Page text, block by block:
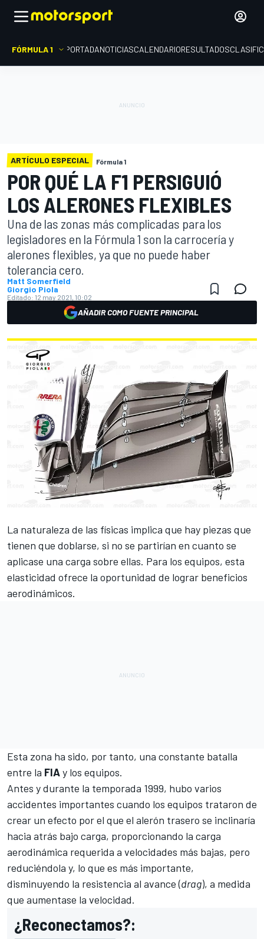
FÓRMULA 1 PORTADANOTICIASCALENDARIORESULTADOS
ARTÍCULO ESPECIAL Fórmula 1
POR QUÉ LA F1 PERSIGUIÓ
LOS ALERONES FLEXIBLES
Una de las zonas más complicadas para los
legisladores en la Fórmula 1 son la carrocería y
alerones flexibles, ya que no puede haber
tolerancia cero.
Matt Somerfield
Giorgio Piola
Editado: 12 may 2021, 10:02
AÑADIR COMO FUENTE PRINCIPAL
La naturaleza de las físicas implica que hay piezas que
tienen que doblarse, si no se partirían en cuanto se
aplicase una carga sobre ellas. Para los equipos, esta
elasticidad ofrece la oportunidad de lograr beneficios
aerodinámicos.
Esta zona ha sido, por tanto, una constante batalla
entre la FIAy los equipos.
Antes y durante la temporada 1999, hubo varios
accidentes importantes cuando los equipos trataron de
crear un efecto por el que el alerón trasero se inclinaría
hacia atrás bajo carga, proporcionando la carga
aerodinámica requerida a velocidades más bajas, pero
reduciéndola y, lo que es más importante,
disminuyendo la resistencia al avance (drag), a medida
que aumentase la velocidad.
¿Reconectamos?: